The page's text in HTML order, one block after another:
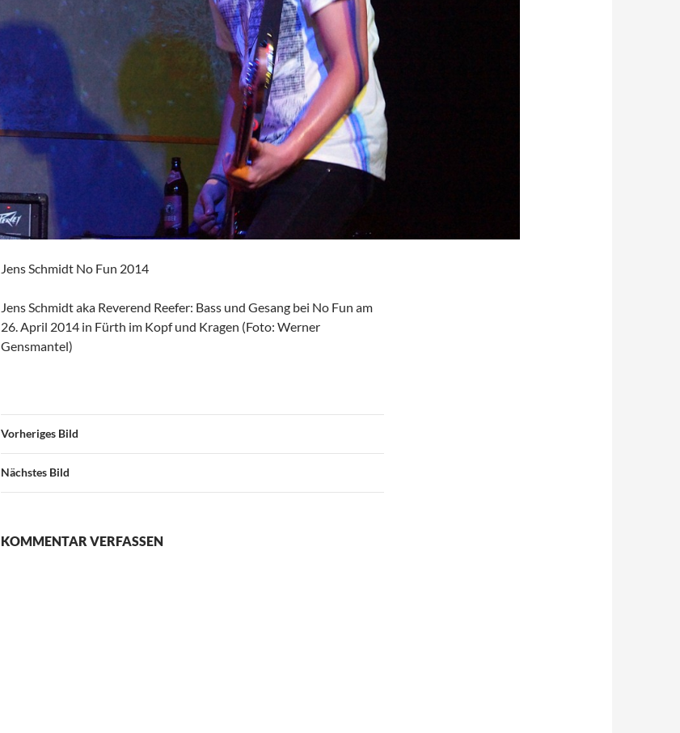
Jens Schmidt No Fun 2014
Jens Schmidt aka Reverend Reefer: Bass und Gesang bei No Fun am
26. April 2014 in Fürth im Kopf und Kragen (Foto: Werner
Gensmantel)
Vorheriges Bild
Nächstes Bild
KOMMENTAR VERFASSEN